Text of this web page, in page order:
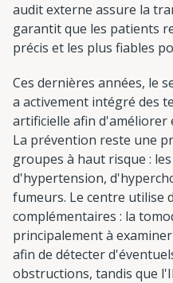
audit externe assure la
garantit que les patients
précis et les plus fiables
Ces dernières années, le
a activement intégré des
artificielle afin d'améliorer
La prévention reste une
groupes à haut risque :
d'hypertension,
fumeurs. Le centre utilise
complémentaires : la
principalement à
afin de détecter
obstructions, tandis que